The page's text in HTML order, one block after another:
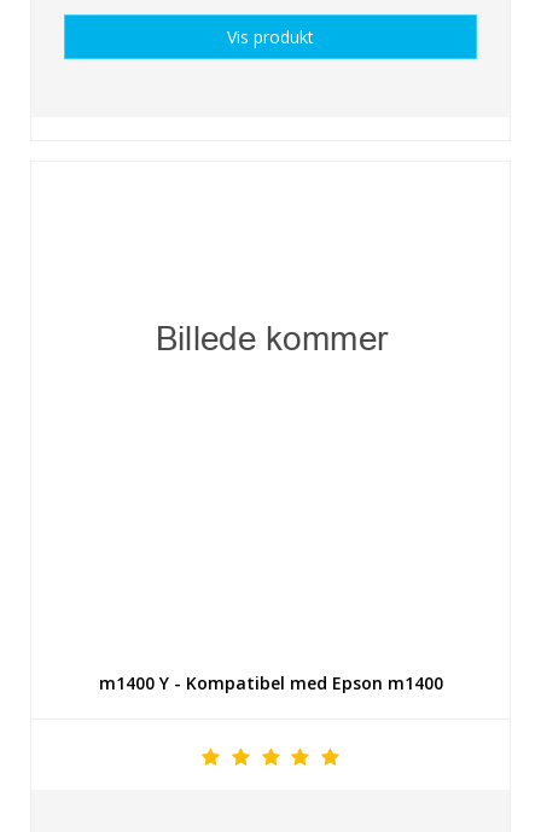
Vis produkt
m1400 Y - Kompatibel med Epson m1400